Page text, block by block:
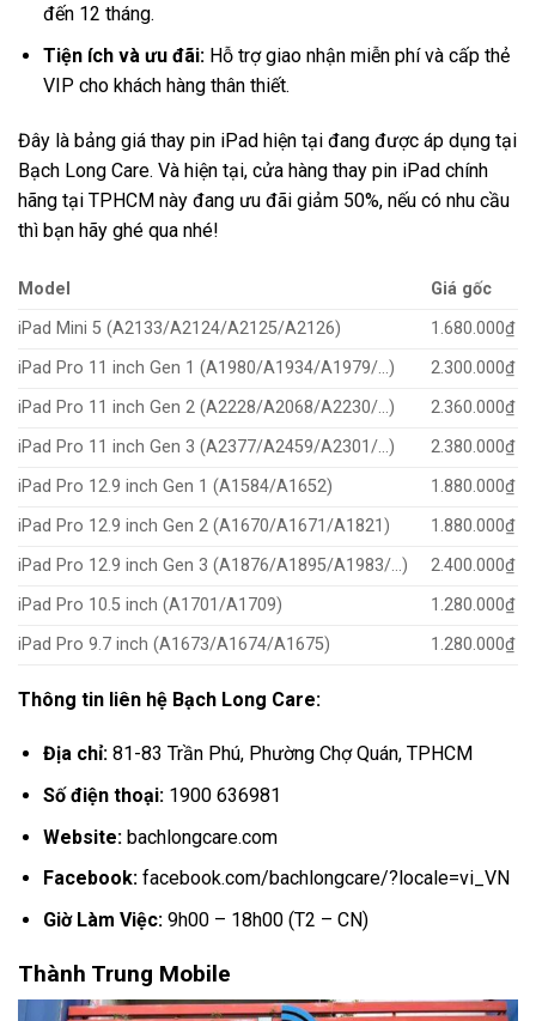
đến 12 tháng.
Tiện ích và ưu đãi: Hỗ trợ giao nhận miễn phí và cấp thẻ
VIP cho khách hàng thân thiết.
Đây là bảng giá thay pin iPad hiện tại đang được áp dụng tại
Bạch Long Care. Và hiện tại, cửa hàng thay pin iPad chính
hãng tại TPHCM này đang ưu đãi giảm 50%, nếu có nhu cầu
thì bạn hãy ghé qua nhé!
Model
Giá gốc
iPad Mini 5 (A2133/A2124/A2125/A2126)
1.680.000₫
iPad Pro 11 inch Gen 1 (A1980/A1934/A1979/…)
2.300.000₫
iPad Pro 11 inch Gen 2 (A2228/A2068/A2230/…)
2.360.000₫
iPad Pro 11 inch Gen 3 (A2377/A2459/A2301/…)
2.380.000₫
iPad Pro 12.9 inch Gen 1 (A1584/A1652)
1.880.000₫
iPad Pro 12.9 inch Gen 2 (A1670/A1671/A1821)
1.880.000₫
iPad Pro 12.9 inch Gen 3 (A1876/A1895/A1983/…)
2.400.000₫
iPad Pro 10.5 inch (A1701/A1709)
1.280.000₫
iPad Pro 9.7 inch (A1673/A1674/A1675)
1.280.000₫
Thông tin liên hệ Bạch Long Care:
Địa chỉ:81-83 Trần Phú, Phường Chợ Quán, TPHCM
Số điện thoại:1900 636981
Website:bachlongcare.com
Facebook: facebook.com/bachlongcare/?locale=vi_VN
Giờ Làm Việc:9h00 – 18h00 (T2 – CN)
Thành Trung Mobile